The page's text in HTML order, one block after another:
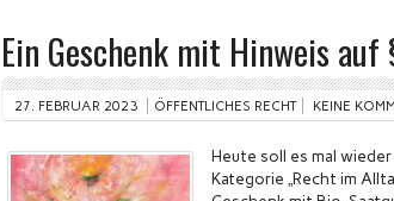
Ein Geschenk mit Hinweis auf
27. FEBRUAR 2023 ÖFFENTLICHES RECHT KEINE
Heute soll es mal
Kategorie „Recht im